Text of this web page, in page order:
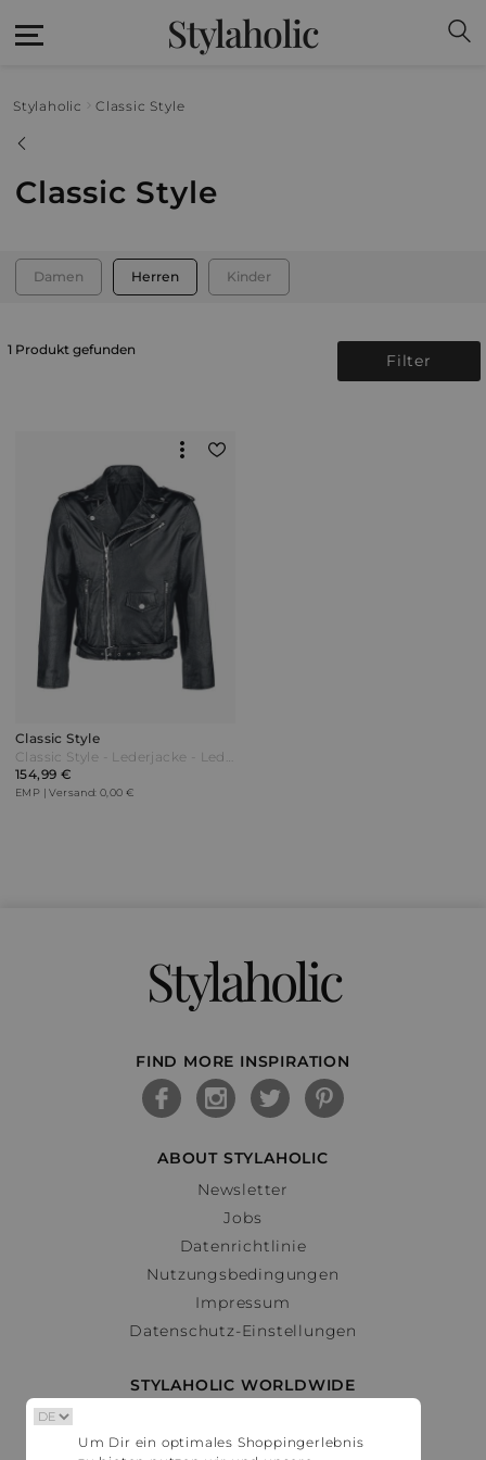
Stylaholic
Stylaholic Classic Style
Classic Style
Damen Herren Kinder
1 Produkt gefunden
Filter
Classic Style
Classic Style - Lederjacke - Lederjacke - schwarz
154,99 €
EMP | Versand: 0,00 €
Stylaholic
FIND MORE INSPIRATION
ABOUT STYLAHOLIC
Newsletter
Jobs
Datenrichtlinie
Nutzungsbedingungen
Impressum
Datenschutz-Einstellungen
STYLAHOLIC WORLDWIDE
Österreich
Um Dir ein optimales Shoppingerlebnis